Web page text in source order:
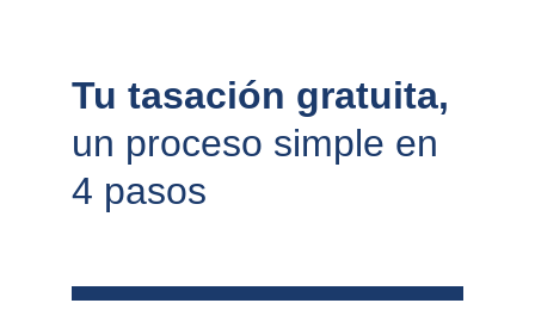
Tu tasación gratuita,
un proceso simple en
4 pasos